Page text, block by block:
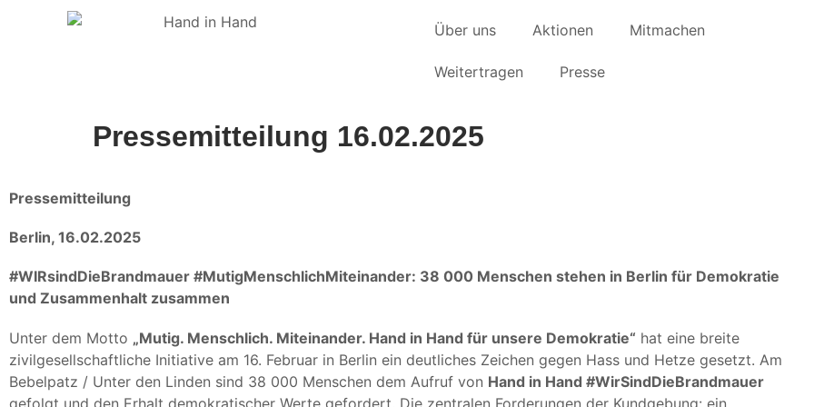
Über uns Aktionen Mitmachen
Weitertragen Presse
Pressemitteilung 16.02.2025
Pressemitteilung
Berlin, 16.02.2025
#WIRsindDieBrandmauer #MutigMenschlichMiteinander: 38 000 Menschen stehen in Berlin für Demokratie
und Zusammenhalt zusammen
Unter dem Motto „Mutig. Menschlich. Miteinander. Hand in Hand für unsere Demokratie“ hat eine breite
zivilgesellschaftliche Initiative am 16. Februar in Berlin ein deutliches Zeichen gegen Hass und Hetze gesetzt. Am
Bebelpatz / Unter den Linden sind 38 000 Menschen dem Aufruf von Hand in Hand #WirSindDieBrandmauer
gefolgt und den Erhalt demokratischer Werte gefordert. Die zentralen Forderungen der Kundgebung: ein